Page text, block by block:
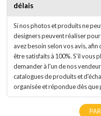
délais
Si nos photos et produits ne
designers peuvent réaliser
avez besoin selon vos avis,
être satisfaits à 100%. S'il vous
demander à l'un de nos
catalogues de produits et
organisée et répondue dès que